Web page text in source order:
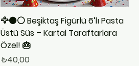
🦅⚫⚪ Beşiktaş Figürlü 6’lı Pasta
Üstü Süs – Kartal Taraftarlara
Özel! 🎂
Fiyat
₺40,00